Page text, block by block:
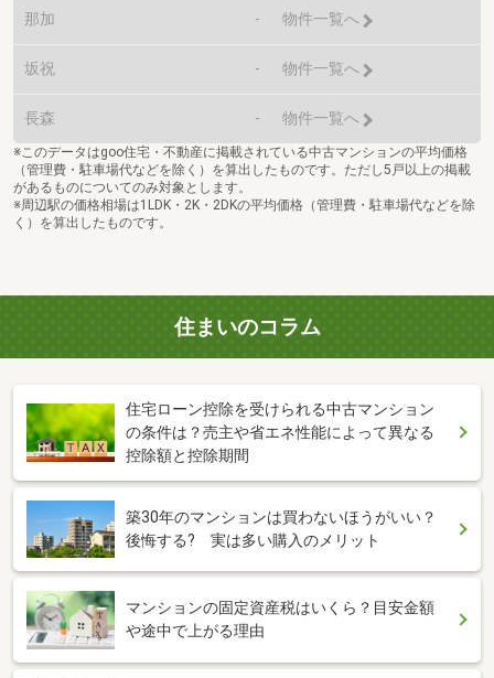
那加 - 物件一覧へ
坂祝 - 物件一覧へ
長森 - 物件一覧へ
※このデータはgoo住宅・不動産に掲載されている中古マンションの平均価格
（管理費・駐車場代などを除く）を算出したものです。ただし5戸以上の掲載
があるものについてのみ対象とします。
※周辺駅の価格相場は1LDK・2K・2DKの平均価格（管理費・駐車場代などを除
く）を算出したものです。
住まいのコラム
住宅ローン控除を受けられる中古マンション
の条件は？売主や省エネ性能によって異なる
控除額と控除期間
築30年のマンションは買わないほうがいい？
後悔する? 実は多い購入のメリット
マンションの固定資産税はいくら？目安金額
や途中で上がる理由